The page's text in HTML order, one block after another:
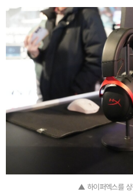
▲ 하이퍼엑스를 상